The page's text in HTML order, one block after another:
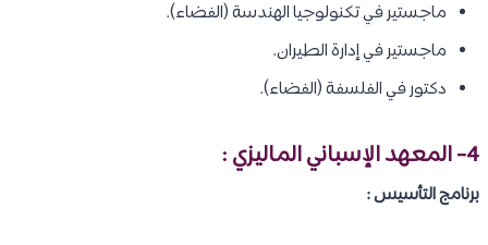
ماجستير في تكنولوجيا الهندسة (الفضاء).
ماجستير في إدارة الطيران.
دكتور في الفلسفة (الفضاء).
4- المعهد الإسباني الماليزي :
برنامج التأسيس :